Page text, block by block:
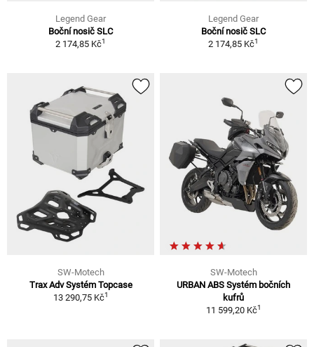
Legend Gear
Boční nosič SLC
2 174,85 Kč1
Legend Gear
Boční nosič SLC
2 174,85 Kč1
SW-Motech
Trax Adv Systém Topcase
13 290,75 Kč1
SW-Motech
URBAN ABS Systém bočních
kufrů
11 599,20 Kč1